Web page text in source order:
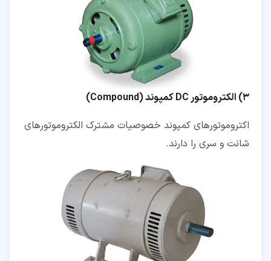
3) الکتروموتور DC کمپوند (Compound)
اکتروموتورهای کمپوند خصوصیات مشترک الکتروموتورهای
شانت و سری را دارند.